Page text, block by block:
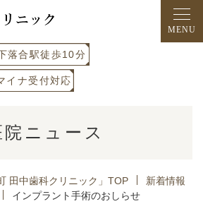
落合駅徒歩10分
イナ受付対応
院ニュース
田中歯科クリニック」TOP
新着情報
インプラント手術のおしらせ